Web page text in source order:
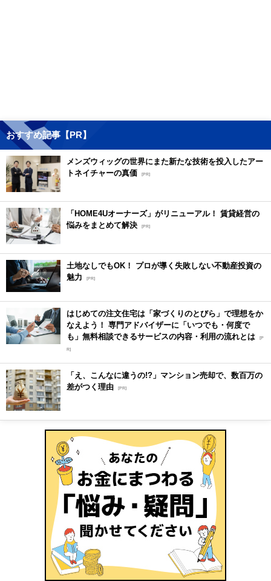
おすすめ記事【PR】
メンズウィッグの世界にまた新たな技術を投入したアー
トネイチャーの真価
[PR]
「HOME4Uオーナーズ」がリニューアル！ 賃貸経営の
悩みをまとめて解決 [PR]
土地なしでもOK！ プロが導く失敗しない不動産投資の
魅力
[PR]
はじめての注文住宅は「家づくりのとびら」で理想をか
なえよう！ 専門アドバイザーに「いつでも・何度で
も」無料相談できるサービスの内容・利用の流れとは [P
R]
「え、こんなに違うの!?」マンション売却で、数百万の
差がつく理由 [PR]